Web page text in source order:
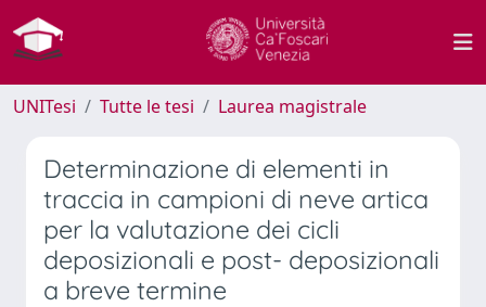
UNITesi Tutte le tesi Laurea magistrale
Determinazione di elementi in
traccia in campioni di neve artica
per la valutazione dei cicli
deposizionali e post- deposizionali
a breve termine